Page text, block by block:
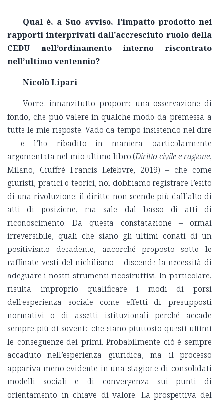
Qual è, a Suo avviso, l’impatto prodotto nei
rapporti interprivati dall’accresciuto ruolo della
CEDU nell’ordinamento interno riscontrato
nell’ultimo ventennio?
Nicolò Lipari
Vorrei innanzitutto proporre una osservazione di
fondo, che può valere in qualche modo da premessa a
tutte le mie risposte. Vado da tempo insistendo nel dire
– e l’ho ribadito in maniera particolarmente
argomentata nel mio ultimo libro (Diritto civile e ragione,
Milano, Giuffrè Francis Lefebvre, 2019) – che come
giuristi, pratici o teorici, noi dobbiamo registrare l’esito
di una rivoluzione: il diritto non scende più dall’alto di
atti di posizione, ma sale dal basso di atti di
riconoscimento. Da questa constatazione – ormai
irreversibile, quali che siano gli ultimi conati di un
positivismo decadente, ancorché proposto sotto le
raffinate vesti del nichilismo – discende la necessità di
adeguare i nostri strumenti ricostruttivi. In particolare,
risulta improprio qualificare i modi di porsi
dell’esperienza sociale come effetti di presupposti
normativi o di assetti istituzionali perché accade
sempre più di sovente che siano piuttosto questi ultimi
le conseguenze dei primi. Probabilmente ciò è sempre
accaduto nell’esperienza giuridica, ma il processo
appariva meno evidente in una stagione di consolidati
modelli sociali e di convergenza sui punti di
orientamento in chiave di valore. La prospettiva del